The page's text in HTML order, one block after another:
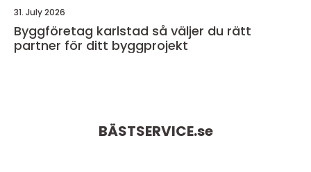
31. July 2026
Byggföretag karlstad så väljer du rätt
partner för ditt byggprojekt
BÄSTSERVICE.se